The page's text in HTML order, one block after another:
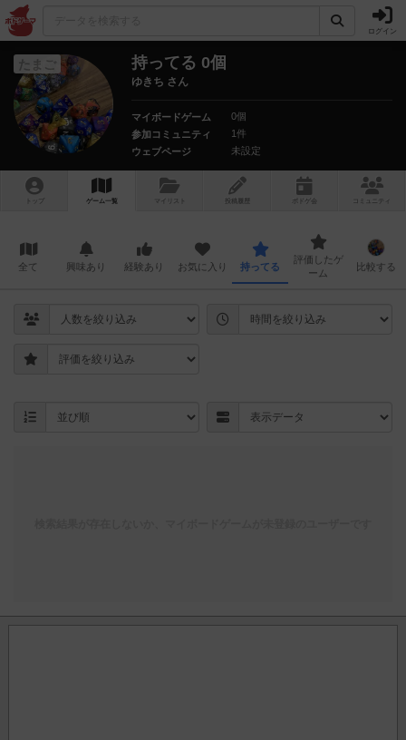
ログイン
たまご 持ってる 0個
ゆきち さん
マイボードゲーム
0個
参加コミュニティ
1件
ウェブページ
未設定
トップ ゲーム一覧 マイリスト 投稿履歴 ボ ドゲ コミュニティ
全て 興味あり 経験あり お気に入り 持ってる
評価したゲ
ーム
比較する